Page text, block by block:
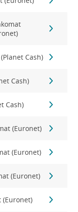
Cash)
Cash)
Cash)
(Euronet)
(Euronet)
(Euronet)
(Euronet)